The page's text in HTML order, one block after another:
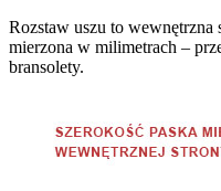
Rozstaw uszu to wewnętrzna
mierzona w milimetrach –
bransolety.